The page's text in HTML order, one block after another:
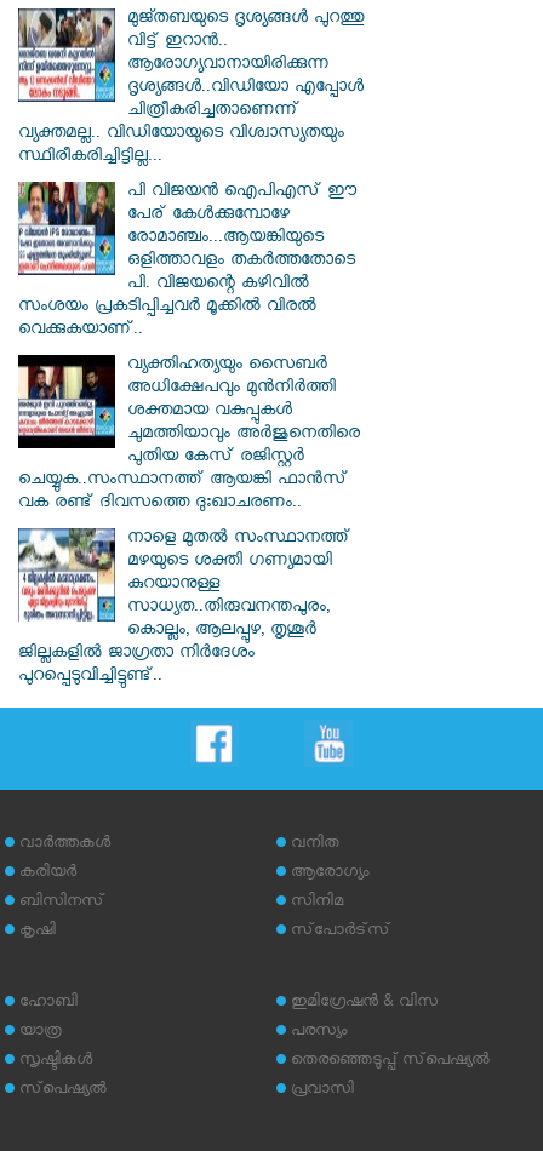
മുജ്തബയുടെ ദൃശ്യങ്ങൾ പുറത്തു
വിട്ട് ഇറാൻ..
ആരോഗ്യവാനായിരിക്കുന്ന
ദൃശ്യങ്ങൾ..വിഡിയോ എപ്പോൾ
ചിത്രീകരിച്ചതാണെന്ന്
വ്യക്തമല്ല.. വിഡിയോയുടെ വിശ്വാസ്യതയും
സ്ഥിരീകരിച്ചിട്ടില്ല...
പി വിജയന്‍ ഐപിഎസ് ഈ
പേര് കേൾക്കുമ്പോഴേ
രോമാഞ്ചം...ആയങ്കിയുടെ
ഒളിത്താവളം തകര്‍ത്തതോടെ
പി. വിജയന്റെ കഴിവില്‍
സംശയം പ്രകടിപ്പിച്ചവര്‍ മൂക്കില്‍ വിരല്‍
വെക്കുകയാണ്..
വ്യക്തിഹത്യയും സൈബര്‍
അധിക്ഷേപവും മുന്‍നിര്‍ത്തി
ശക്തമായ വകുപ്പുകള്‍
ചുമത്തിയാവും അർജുനെതിരെ
പുതിയ കേസ് രജിസ്റ്റര്‍
ചെയ്യുക..സംസ്ഥാനത്ത് ആയങ്കി ഫാൻസ്
വക രണ്ട് ദിവസത്തെ ദുഃഖാചരണം..
നാളെ മുതൽ സംസ്ഥാനത്ത്
മഴയുടെ ശക്തി ഗണ്യമായി
കുറയാനുള്ള
സാധ്യത..തിരുവനന്തപുരം,
കൊല്ലം, ആലപ്പുഴ, തൃശൂർ
ജില്ലകളിൽ ജാഗ്രതാ നിർദേശം
പുറപ്പെടുവിച്ചിട്ടുണ്ട്..
വാര്‍ത്തകള്‍
കരിയര്‍
ബിസിനസ്
കൃഷി
വനിത
ആരോഗ്യം
സിനിമ
സ്‌പോര്‍ട്‌സ്
ഹോബി
യാത്ര
സൃഷ്ടികള്‍
സ്‌പെഷ്യല്‍
ഇമിഗ്രേഷന്‍ & വിസ
പരസ്യം
തെരഞ്ഞെടുപ്പ് സ്‌പെഷ്യല്‍
പ്രവാസി